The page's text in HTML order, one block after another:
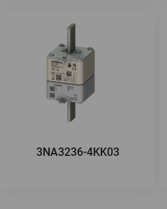
3NA3236-4KK03